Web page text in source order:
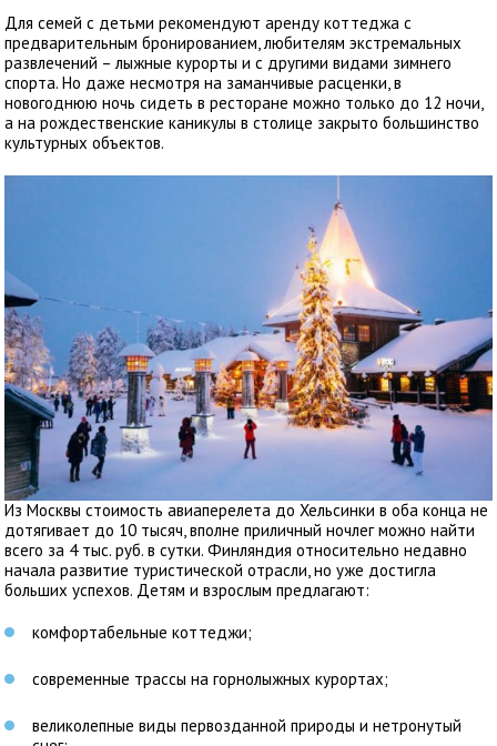
Для семей с детьми рекомендуют аренду коттеджа с
предварительным бронированием, любителям экстремальных
развлечений – лыжные курорты и с другими видами зимнего
спорта. Но даже несмотря на заманчивые расценки, в
новогоднюю ночь сидеть в ресторане можно только до 12 ночи,
а на рождественские каникулы в столице закрыто большинство
культурных объектов.
Из Москвы стоимость авиаперелета до Хельсинки в оба конца не
дотягивает до 10 тысяч, вполне приличный ночлег можно найти
всего за 4 тыс. руб. в сутки. Финляндия относительно недавно
начала развитие туристической отрасли, но уже достигла
больших успехов. Детям и взрослым предлагают:
комфортабельные коттеджи;
современные трассы на горнолыжных курортах;
великолепные виды первозданной природы и нетронутый